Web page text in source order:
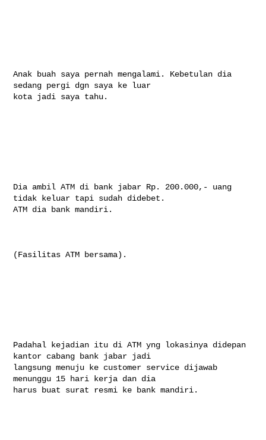
Anak buah saya pernah mengalami. Kebetulan dia
sedang pergi dgn saya ke luar
kota jadi saya tahu.
Dia ambil ATM di bank jabar Rp. 200.000,- uang
tidak keluar tapi sudah didebet.
ATM dia bank mandiri.
(Fasilitas ATM bersama).
Padahal kejadian itu di ATM yng lokasinya didepan
kantor cabang bank jabar jadi
langsung menuju ke customer service dijawab
menunggu 15 hari kerja dan dia
harus buat surat resmi ke bank mandiri.